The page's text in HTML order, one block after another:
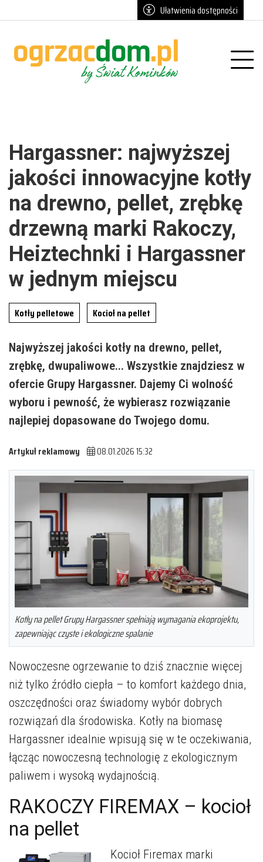
Ułatwienia dostępności
Hargassner: najwyższej
jakości innowacyjne kotły
na drewno, pellet, zrębkę
drzewną marki Rakoczy,
Heiztechnki i Hargassner
w jednym miejscu
Kotły pelletowe Kocioł na pellet
Najwyższej jakości kotły na drewno, pellet,
zrębkę, dwupaliwowe... Wszystkie znajdziesz w
ofercie Grupy Hargassner. Dajemy Ci wolność
wyboru i pewność, że wybierasz rozwiązanie
najlepiej dopasowane do Twojego domu.
Artykuł reklamowy 08.01.2026 15:32
Kotły na pellet Grupy Hargassner spełniają wymagania ekoprojektu,
zapewniając czyste i ekologiczne spalanie
Nowoczesne ogrzewanie to dziś znacznie więcej
niż tylko źródło ciepła – to komfort każdego dnia,
oszczędności oraz świadomy wybór dobrych
rozwiązań dla środowiska. Kotły na biomasę
Hargassner idealnie wpisują się w te oczekiwania,
łącząc nowoczesną technologię z ekologicznym
paliwem i wysoką wydajnością.
RAKOCZY FIREMAX – kocioł
na pellet
Kocioł Firemax marki